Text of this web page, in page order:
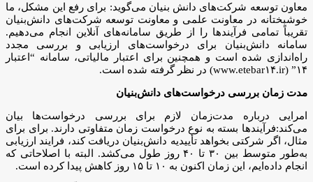
معاون توسعه شرکت‌های دانش بنیان می‌گوید: برای رفع این مشکل، ما
خوشبختانه در معاونت علمی و معاونت توسعه شرکت‌های دانش‌بنیان
تقریباً تمامی فرآیند‌ها را از طریق سامانه‌های آنلاین انجام می‌دهیم.
سامانه دانش‌بنیان برای درخواست‌های ارزیابی و بررسی مجدد
راه‌اندازی شده است و همچنین برای اعتبار مالیاتی، سامانه “اعتبار
۱۴” (www.etebar۱۴.ir) در نظر گرفته شده است.
مدت زمان بررسی درخواست‌های دانش‌بنیان
امرایی درباره مدت‌زمان لازم برای بررسی درخواست‌ها بیان
می‌کند:فرآیند‌ها بسته به نوع درخواست زمان متفاوتی دارند. برای برای
مثال، اگر شرکتی بخواهد تأییدیه دانش‌بنیان دریافت کند، فرایند ارزیابی
به‌طور متوسط بین ۳۰ تا ۴۰ روز طول می‌کشد. البته با اصلاحاتی که
انجام داده‌ایم، این زمان اکنون به ۱۰ تا ۱۵ روز کاهش پیدا کرده است.